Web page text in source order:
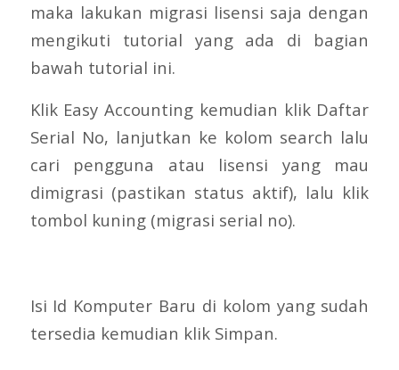
maka lakukan migrasi lisensi saja dengan
mengikuti tutorial yang ada di bagian
bawah tutorial ini.
Klik Easy Accounting kemudian klik Daftar
Serial No, lanjutkan ke kolom search lalu
cari pengguna atau lisensi yang mau
dimigrasi (pastikan status aktif), lalu klik
tombol kuning (migrasi serial no).
Isi Id Komputer Baru di kolom yang sudah
tersedia kemudian klik Simpan.